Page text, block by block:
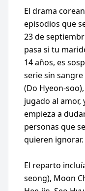
El drama
episodios que
23 de
pasa si tu
14 años, es
serie sin
(Do Hyeon-
jugado al amor,
empieza a
personas que
quieren ignorar.
El reparto
seong), Moon